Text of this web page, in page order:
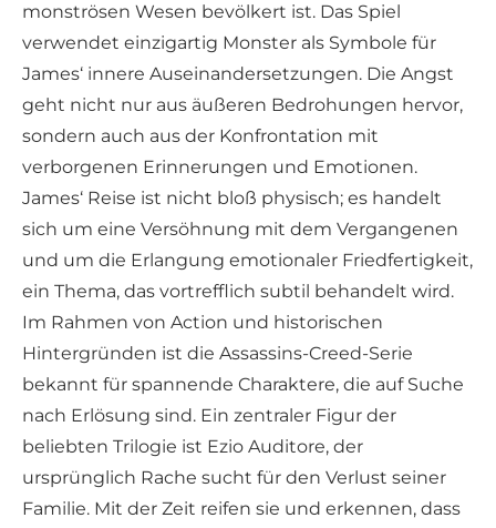
monströsen Wesen bevölkert ist. Das Spiel
verwendet einzigartig Monster als Symbole für
James‘ innere Auseinandersetzungen. Die Angst
geht nicht nur aus äußeren Bedrohungen hervor,
sondern auch aus der Konfrontation mit
verborgenen Erinnerungen und Emotionen.
James‘ Reise ist nicht bloß physisch; es handelt
sich um eine Versöhnung mit dem Vergangenen
und um die Erlangung emotionaler Friedfertigkeit,
ein Thema, das vortrefflich subtil behandelt wird.
Im Rahmen von Action und historischen
Hintergründen ist die Assassins-Creed-Serie
bekannt für spannende Charaktere, die auf Suche
nach Erlösung sind. Ein zentraler Figur der
beliebten Trilogie ist Ezio Auditore, der
ursprünglich Rache sucht für den Verlust seiner
Familie. Mit der Zeit reifen sie und erkennen, dass